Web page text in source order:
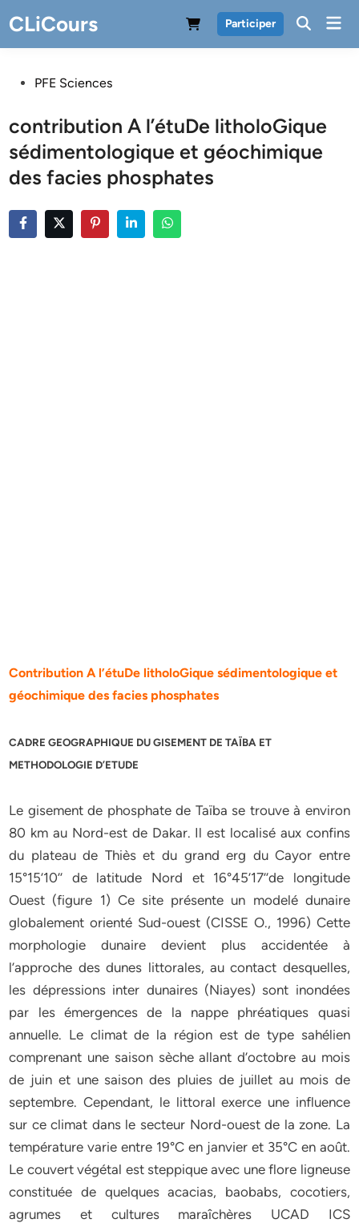
to
content
CLiCours Participer
PostedPFE Sciences
contribution A l’étuDe litholoGique
sédimentologique et géochimique
des facies phosphates
Contribution A l’étuDe litholoGique sédimentologique et
géochimique des facies phosphates
CADRE GEOGRAPHIQUE DU GISEMENT DE TAÏBA ET
METHODOLOGIE D’ETUDE
Le gisement de phosphate de Taïba se trouve à environ
80 km au Nord-est de Dakar. Il est localisé aux confins
du plateau de Thiès et du grand erg du Cayor entre
15°15’10’’ de latitude Nord et 16°45’17’’de longitude
Ouest (figure 1) Ce site présente un modelé dunaire
globalement orienté Sud-ouest (CISSE O., 1996) Cette
morphologie dunaire devient plus accidentée à
l’approche des dunes littorales, au contact desquelles,
les dépressions inter dunaires (Niayes) sont inondées
par les émergences de la nappe phréatiques quasi
annuelle. Le climat de la région est de type sahélien
comprenant une saison sèche allant d’octobre au mois
de juin et une saison des pluies de juillet au mois de
septembre. Cependant, le littoral exerce une influence
sur ce climat dans le secteur Nord-ouest de la zone. La
température varie entre 19°C en janvier et 35°C en août.
Le couvert végétal est steppique avec une flore ligneuse
constituée de quelques acacias, baobabs, cocotiers,
agrumes et cultures maraîchères UCAD ICS